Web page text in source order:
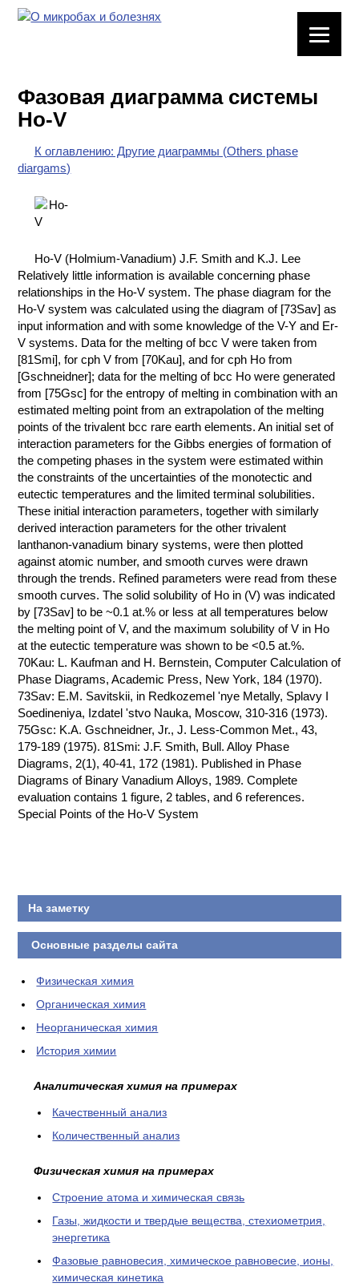
ХИМИЧЕСКАЯ
ПОСУДА
ВРЕДНЫЕ
ФАКТОРЫ
ХИМИЯ НА
ПРОИЗВОДСТВЕ
И ХИМИЧЕСКАЯ
ТЕХНОЛОГИЯ
КОНТАКТЫ
Фазовая диаграмма системы
Ho-V
К оглавлению: Другие диаграммы (Others phase
diargams)
Ho-V (Holmium-Vanadium) J.F. Smith and K.J. Lee
Relatively little information is available concerning phase
relationships in the Ho-V system. The phase diagram for the
Ho-V system was calculated using the diagram of [73Sav] as
input information and with some knowledge of the V-Y and Er-
V systems. Data for the melting of bcc V were taken from
[81Smi], for cph V from [70Kau], and for cph Ho from
[Gschneidner]; data for the melting of bcc Ho were generated
from [75Gsc] for the entropy of melting in combination with an
estimated melting point from an extrapolation of the melting
points of the trivalent bcc rare earth elements. An initial set of
interaction parameters for the Gibbs energies of formation of
the competing phases in the system were estimated within
the constraints of the uncertainties of the monotectic and
eutectic temperatures and the limited terminal solubilities.
These initial interaction parameters, together with similarly
derived interaction parameters for the other trivalent
lanthanon-vanadium binary systems, were then plotted
against atomic number, and smooth curves were drawn
through the trends. Refined parameters were read from these
smooth curves. The solid solubility of Ho in (V) was indicated
by [73Sav] to be ~0.1 at.% or less at all temperatures below
the melting point of V, and the maximum solubility of V in Ho
at the eutectic temperature was shown to be <0.5 at.%.
70Kau: L. Kaufman and H. Bernstein, Computer Calculation of
Phase Diagrams, Academic Press, New York, 184 (1970).
73Sav: E.M. Savitskii, in Redkozemel 'nye Metally, Splavy I
Soedineniya, Izdatel 'stvo Nauka, Moscow, 310-316 (1973).
75Gsc: K.A. Gschneidner, Jr., J. Less-Common Met., 43,
179-189 (1975). 81Smi: J.F. Smith, Bull. Alloy Phase
Diagrams, 2(1), 40-41, 172 (1981). Published in Phase
Diagrams of Binary Vanadium Alloys, 1989. Complete
evaluation contains 1 figure, 2 tables, and 6 references.
Special Points of the Ho-V System
На заметку
Основные разделы сайта
Физическая химия
Органическая химия
Неорганическая химия
История химии
Аналитическая химия на примерах
Качественный анализ
Количественный анализ
Физическая химия на примерах
Cтроение атома и химическая связь
Газы, жидкости и твердые вещества, стехиометрия,
энергетика
Фазовые равновесия, химическое равновесие, ионы,
химическая кинетика